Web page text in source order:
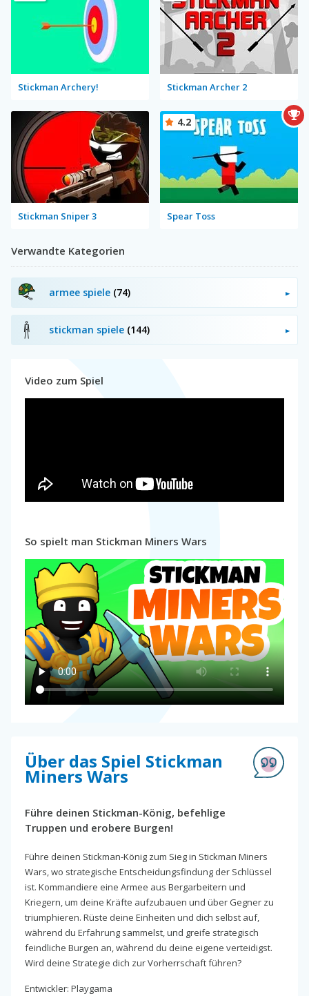
Stickman Archery! Stickman Archer 2
Stickman Sniper 3 Spear Toss
4.2
Verwandte Kategorien
armee spiele (74)
stickman spiele (144)
Video zum Spiel
So spielt man Stickman Miners Wars
Über das Spiel Stickman
Miners Wars
Führe deinen Stickman-König, befehlige
Truppen und erobere Burgen!
Führe deinen Stickman-König zum Sieg in Stickman Miners
Wars, wo strategische Entscheidungsfindung der Schlüssel
ist. Kommandiere eine Armee aus Bergarbeitern und
Kriegern, um deine Kräfte aufzubauen und über Gegner zu
triumphieren. Rüste deine Einheiten und dich selbst auf,
während du Erfahrung sammelst, und greife strategisch
feindliche Burgen an, während du deine eigene verteidigst.
Wird deine Strategie dich zur Vorherrschaft führen?
Entwickler: Playgama